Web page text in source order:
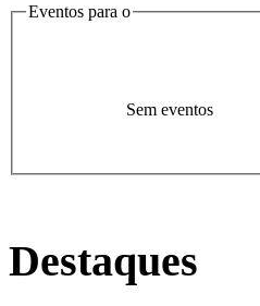
Eventos para o
Sem eventos
Destaques